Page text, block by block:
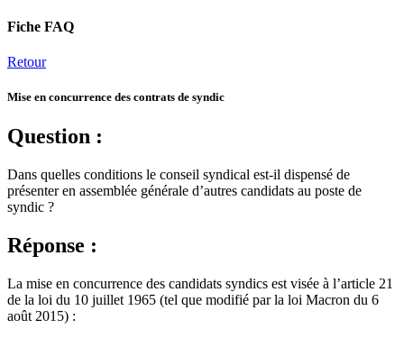
Fiche FAQ
Retour
Mise en concurrence des contrats de syndic
Question :
Dans quelles conditions le conseil syndical est-il dispensé de
présenter en assemblée générale d’autres candidats au poste de
syndic ?
Réponse :
La mise en concurrence des candidats syndics est visée à l’article 21
de la loi du 10 juillet 1965 (tel que modifié par la loi Macron du 6
août 2015) :